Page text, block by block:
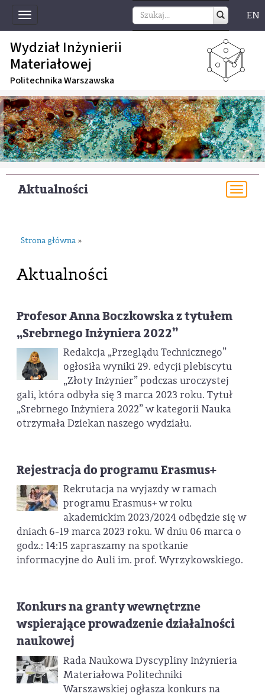
Toggle
navigation
EN
Wydział Inżynierii
Materiałowej
Politechnika Warszawska
Aktualności
Strona główna »
Aktualności
Profesor Anna Boczkowska z tytułem
„Srebrnego Inżyniera 2022”
Redakcja „Przeglądu Technicznego”
ogłosiła wyniki 29. edycji plebiscytu
„Złoty Inżynier” podczas uroczystej
gali, która odbyła się 3 marca 2023 roku. Tytuł
„Srebrnego Inżyniera 2022” w kategorii Nauka
otrzymała Dziekan naszego wydziału.
Rejestracja do programu Erasmus+
Rekrutacja na wyjazdy w ramach
programu Erasmus+ w roku
akademickim 2023/2024 odbędzie się w
dniach 6-19 marca 2023 roku. W dniu 06 marca o
godz.: 14:15 zapraszamy na spotkanie
informacyjne do Auli im. prof. Wyrzykowskiego.
Konkurs na granty wewnętrzne
wspierające prowadzenie działalności
naukowej
Rada Naukowa Dyscypliny Inżynieria
Materiałowa Politechniki
Warszawskiej ogłasza konkurs na